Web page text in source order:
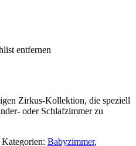
entfernen
Zirkus-Kollektion, die speziell
oder Schlafzimmer zu
Kategorien: Babyzimmer,